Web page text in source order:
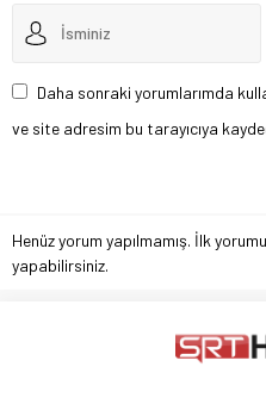
Daha sonraki yorumlarımda
ve site adresim bu tarayıcıya
Henüz yorum yapılmamış. İlk
yapabilirsiniz.